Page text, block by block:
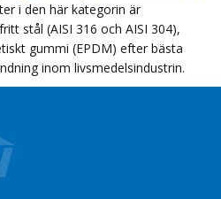
i den här kategorin är
stål (AISI 316 och AISI 304),
gummi (EPDM) efter bästa
inom livsmedelsindustrin.